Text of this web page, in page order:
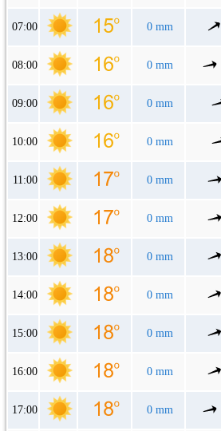
07:00 0 mm
08:00 0 mm
09:00 0 mm
10:00 0 mm
11:00 0 mm
12:00 0 mm
13:00 0 mm
14:00 0 mm
15:00 0 mm
16:00 0 mm
17:00 0 mm